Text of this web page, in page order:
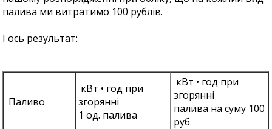
палива ми витратимо 100 рублів.
І ось результат:
Паливо
кВт • год при
згорянні
1 од. палива
кВт • год при
згорянні
палива на суму 100
руб